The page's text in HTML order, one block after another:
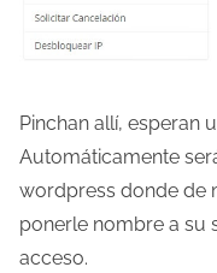
Pinchan allí, esperan
Automáticamente
wordpress donde de
ponerle nombre a su
acceso.